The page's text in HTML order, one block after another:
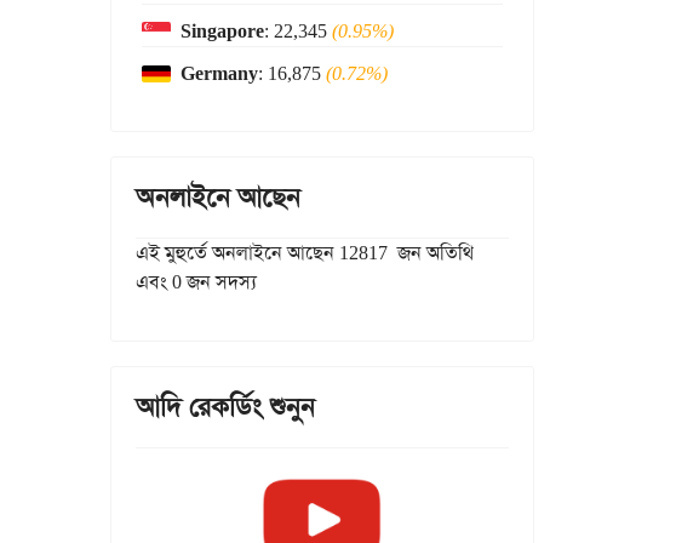
Singapore: 22,345(0.95%)
Germany: 16,875(0.72%)
অনলাইনে আছেন
এই মুহুর্তে অনলাইনে আছেন 12817 জন অতিথি
এবং 0 জন সদস্য
আদি রেকর্ডিং শুনুন